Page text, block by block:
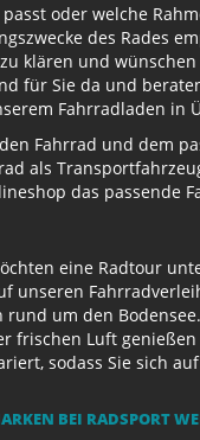
oder welche
des Rades
klären und
für Sie da und
Fahrradladen in
Fahrrad und dem
als
das passende
eine Radtour
unseren
um den
frischen Luft
sodass Sie sich
BEI RADSPORT